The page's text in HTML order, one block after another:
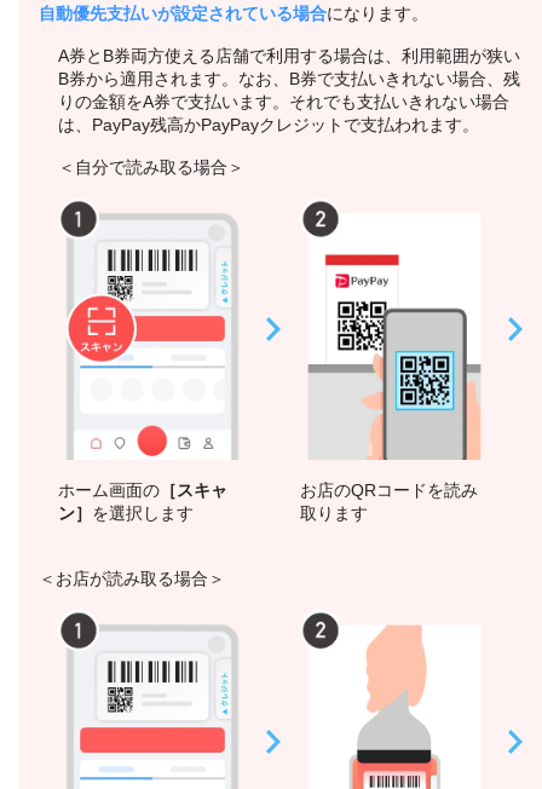
自動優先支払いが設定されている場合になります。
A券とB券両方使える店舗で利用する場合は、利用範囲が狭い
B券から適用されます。なお、B券で支払いきれない場合、残
りの金額をA券で支払います。それでも支払いきれない場合
は、PayPay残高かPayPayクレジットで支払われます。
＜自分で読み取る場合＞
ホーム画面の ［スキャ
ン］ を選択します
お店のQRコードを読み
取ります
＜お店が読み取る場合＞